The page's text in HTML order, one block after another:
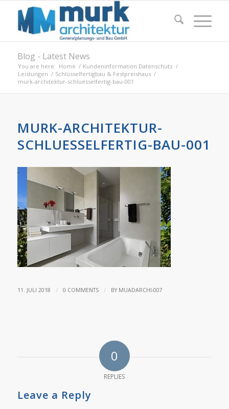
Blog - Latest News
You are here: Home / Kundeninformation Datenschutz /
Leistungen / Schlüsselfertigbau & Festpreishaus /
murk-architektur-schluesselfertig-bau-001
MURK-ARCHITEKTUR-
SCHLUESSELFERTIG-BAU-001
11. JULI 2018 / 0 COMMENTS / BY MUADARCHI-007
0
REPLIES
Leave a Reply